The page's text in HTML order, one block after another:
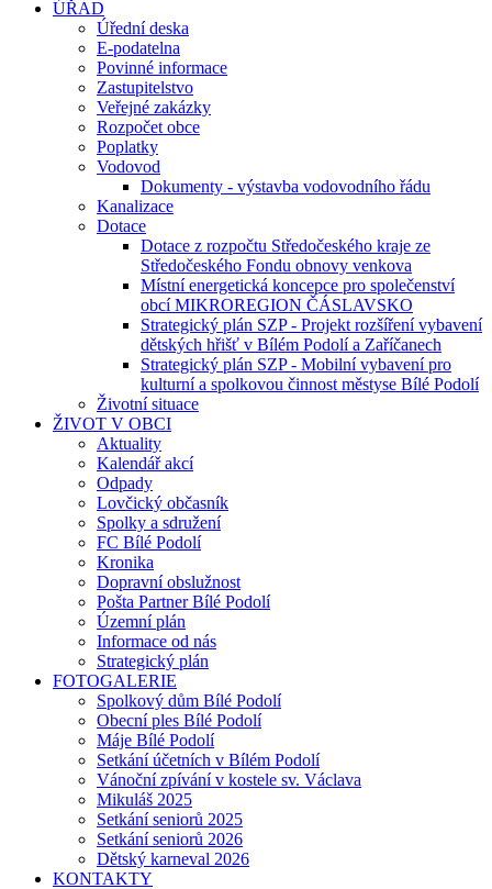
ÚŘAD
Úřední deska
E-podatelna
Povinné informace
Zastupitelstvo
Veřejné zakázky
Rozpočet obce
Poplatky
Vodovod
Dokumenty - výstavba vodovodního řádu
Kanalizace
Dotace
Dotace z rozpočtu Středočeského kraje ze
Středočeského Fondu obnovy venkova
Místní energetická koncepce pro společenství
obcí MIKROREGION ČÁSLAVSKO
Strategický plán SZP - Projekt rozšíření vybavení
dětských hřišť v Bílém Podolí a Zaříčanech
Strategický plán SZP - Mobilní vybavení pro
kulturní a spolkovou činnost městyse Bílé Podolí
Životní situace
ŽIVOT V OBCI
Aktuality
Kalendář akcí
Odpady
Lovčický občasník
Spolky a sdružení
FC Bílé Podolí
Kronika
Dopravní obslužnost
Pošta Partner Bílé Podolí
Územní plán
Informace od nás
Strategický plán
FOTOGALERIE
Spolkový dům Bílé Podolí
Obecní ples Bílé Podolí
Máje Bílé Podolí
Setkání účetních v Bílém Podolí
Vánoční zpívání v kostele sv. Václava
Mikuláš 2025
Setkání seniorů 2025
Setkání seniorů 2026
Dětský karneval 2026
KONTAKTY